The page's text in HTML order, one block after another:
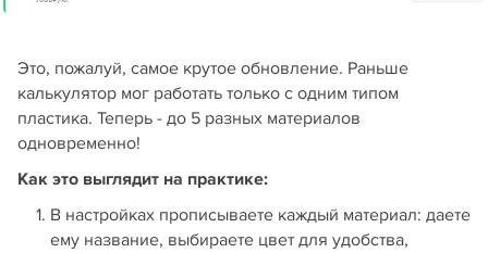
Это, пожалуй, самое крутое обновление. Раньше
калькулятор мог работать только с одним типом
пластика. Теперь - до 5 разных материалов
одновременно!
Как это выглядит на практике:
В настройках прописываете каждый материал: даете
ему название, выбираете цвет для удобства,